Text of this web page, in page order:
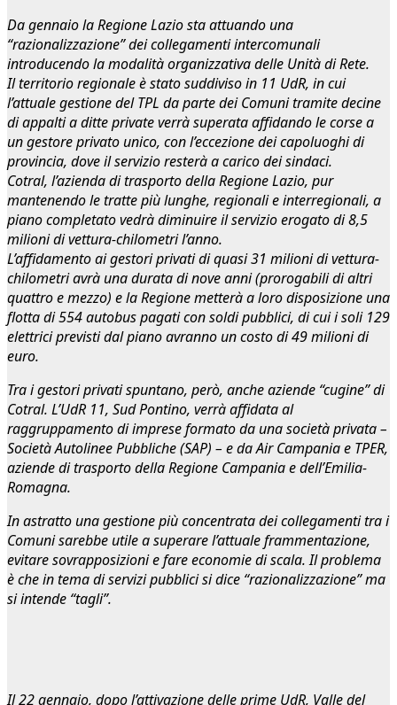
Da gennaio la Regione Lazio sta attuando una
“razionalizzazione” dei collegamenti intercomunali
introducendo la modalità organizzativa delle Unità di Rete.
Il territorio regionale è stato suddiviso in 11 UdR, in cui
l’attuale gestione del TPL da parte dei Comuni tramite decine
di appalti a ditte private verrà superata affidando le corse a
un gestore privato unico, con l’eccezione dei capoluoghi di
provincia, dove il servizio resterà a carico dei sindaci.
Cotral, l’azienda di trasporto della Regione Lazio, pur
mantenendo le tratte più lunghe, regionali e interregionali, a
piano completato vedrà diminuire il servizio erogato di 8,5
milioni di vettura-chilometri l’anno.
L’affidamento ai gestori privati di quasi 31 milioni di vettura-
chilometri avrà una durata di nove anni (prorogabili di altri
quattro e mezzo) e la Regione metterà a loro disposizione una
flotta di 554 autobus pagati con soldi pubblici, di cui i soli 129
elettrici previsti dal piano avranno un costo di 49 milioni di
euro.
Tra i gestori privati spuntano, però, anche aziende “cugine” di
Cotral. L’UdR 11, Sud Pontino, verrà affidata al
raggruppamento di imprese formato da una società privata –
Società Autolinee Pubbliche (SAP) – e da Air Campania e TPER,
aziende di trasporto della Regione Campania e dell’Emilia-
Romagna.
In astratto una gestione più concentrata dei collegamenti tra i
Comuni sarebbe utile a superare l’attuale frammentazione,
evitare sovrapposizioni e fare economie di scala. Il problema
è che in tema di servizi pubblici si dice “razionalizzazione” ma
si intende “tagli”.
Il 22 gennaio, dopo l’attivazione delle prime UdR, Valle del